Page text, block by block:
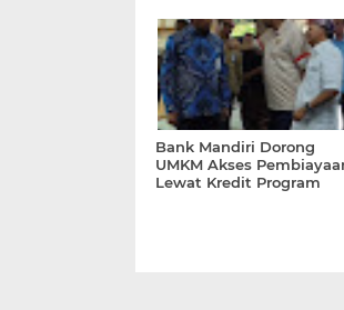
Kecamatan
Bank Mandiri Dorong
UMKM Akses
Lewat Kredit Program